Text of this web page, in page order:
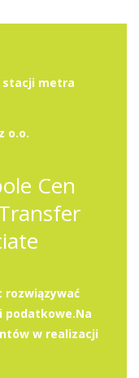
stacji metra
o.o.
Cen
rozwiązywać
podatkowe.Na
w realizacji